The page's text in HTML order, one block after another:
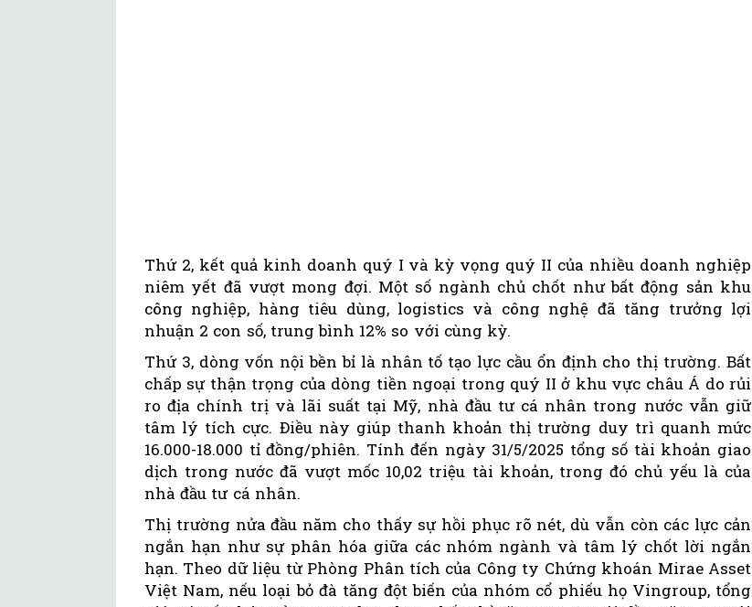
Thứ 2, kết quả kinh doanh quý I và kỳ vọng quý II của nhiều doanh nghiệp
niêm yết đã vượt mong đợi. Một số ngành chủ chốt như bất động sản khu
công nghiệp, hàng tiêu dùng, logistics và công nghệ đã tăng trưởng lợi
nhuận 2 con số, trung bình 12% so với cùng kỳ.
Thứ 3, dòng vốn nội bền bỉ là nhân tố tạo lực cầu ổn định cho thị trường. Bất
chấp sự thận trọng của dòng tiền ngoại trong quý II ở khu vực châu Á do rủi
ro địa chính trị và lãi suất tại Mỹ, nhà đầu tư cá nhân trong nước vẫn giữ
tâm lý tích cực. Điều này giúp thanh khoản thị trường duy trì quanh mức
16.000-18.000 tỉ đồng/phiên. Tính đến ngày 31/5/2025 tổng số tài khoản giao
dịch trong nước đã vượt mốc 10,02 triệu tài khoản, trong đó chủ yếu là của
nhà đầu tư cá nhân.
Thị trường nửa đầu năm cho thấy sự hồi phục rõ nét, dù vẫn còn các lực cản
ngắn hạn như sự phân hóa giữa các nhóm ngành và tâm lý chốt lời ngắn
hạn. Theo dữ liệu từ Phòng Phân tích của Công ty Chứng khoán Mirae Asset
Việt Nam, nếu loại bỏ đà tăng đột biến của nhóm cổ phiếu họ Vingroup, tổng